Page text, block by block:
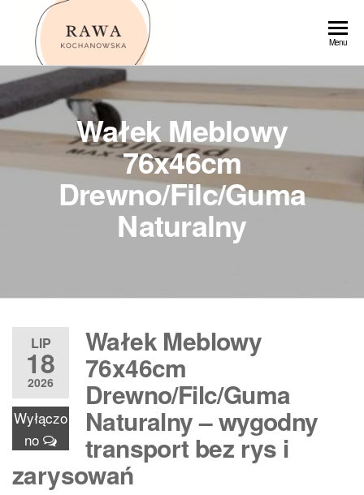
Przejdź
Menu
Wałek Meblowy
76x46cm
Drewno/Filc/Guma
Naturalny
LIP
18
2026
Wyłączo
no
Wałek Meblowy
76x46cm
Drewno/Filc/Guma
Naturalny – wygodny
transport bez rys i
zarysowań